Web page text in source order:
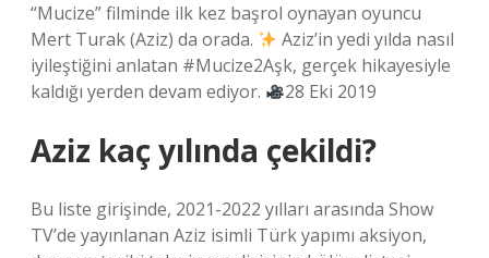
“Mucize” filminde ilk kez başrol oynayan oyuncu
Mert Turak (Aziz) da orada.
Aziz’in yedi yılda nasıl
iyileştiğini anlatan #Mucize2Aşk, gerçek hikayesiyle
kaldığı yerden devam ediyor.
28 Eki 2019
Aziz kaç yılında çekildi?
Bu liste girişinde, 2021-2022 yılları arasında Show
TV’de yayınlanan Aziz isimli Türk yapımı aksiyon,